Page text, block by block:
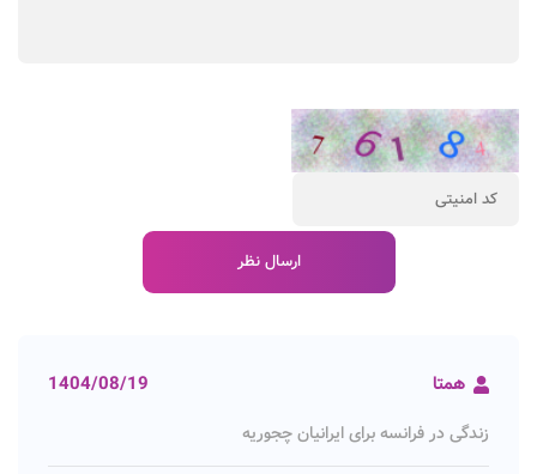
همتا 1404/08/19
زندگی در فرانسه برای ایرانیان چجوریه